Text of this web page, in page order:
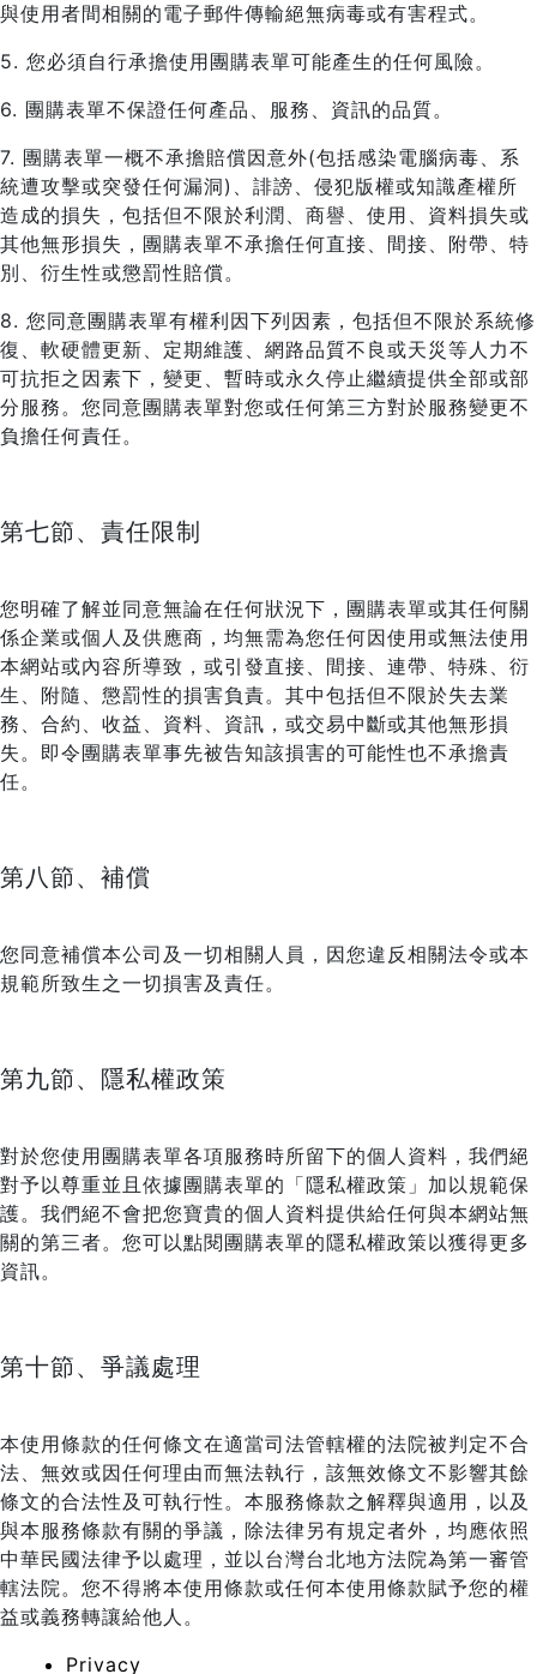
與使用者間相關的電子郵件傳輸絕無病毒或有害程式。
5. 您必須自行承擔使用團購表單可能產生的任何風險。
6. 團購表單不保證任何產品、服務、資訊的品質。
7. 團購表單一概不承擔賠償因意外(包括感染電腦病毒、系
統遭攻擊或突發任何漏洞)、誹謗、侵犯版權或知識產權所
造成的損失，包括但不限於利潤、商譽、使用、資料損失或
其他無形損失，團購表單不承擔任何直接、間接、附帶、特
別、衍生性或懲罰性賠償。
8. 您同意團購表單有權利因下列因素，包括但不限於系統修
復、軟硬體更新、定期維護、網路品質不良或天災等人力不
可抗拒之因素下，變更、暫時或永久停止繼續提供全部或部
分服務。您同意團購表單對您或任何第三方對於服務變更不
負擔任何責任。
第七節、責任限制
您明確了解並同意無論在任何狀況下，團購表單或其任何關
係企業或個人及供應商，均無需為您任何因使用或無法使用
本網站或內容所導致，或引發直接、間接、連帶、特殊、衍
生、附隨、懲罰性的損害負責。其中包括但不限於失去業
務、合約、收益、資料、資訊，或交易中斷或其他無形損
失。即令團購表單事先被告知該損害的可能性也不承擔責
任。
第八節、補償
您同意補償本公司及一切相關人員，因您違反相關法令或本
規範所致生之一切損害及責任。
第九節、隱私權政策
對於您使用團購表單各項服務時所留下的個人資料，我們絕
對予以尊重並且依據團購表單的「隱私權政策」加以規範保
護。我們絕不會把您寶貴的個人資料提供給任何與本網站無
關的第三者。您可以點閱團購表單的隱私權政策以獲得更多
資訊。
第十節、爭議處理
本使用條款的任何條文在適當司法管轄權的法院被判定不合
法、無效或因任何理由而無法執行，該無效條文不影響其餘
條文的合法性及可執行性。本服務條款之解釋與適用，以及
與本服務條款有關的爭議，除法律另有規定者外，均應依照
中華民國法律予以處理，並以台灣台北地方法院為第一審管
轄法院。您不得將本使用條款或任何本使用條款賦予您的權
益或義務轉讓給他人。
Privacy